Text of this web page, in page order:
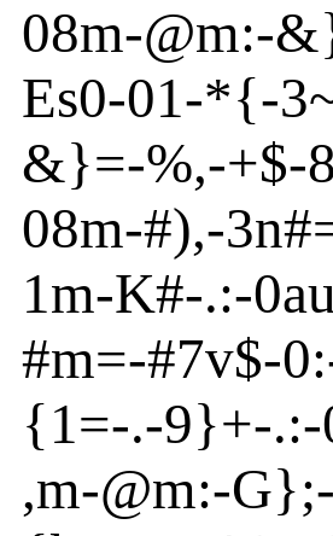
08m-@m:-
Es0-01-*{-
&}=-%,-+$-8
08m-#),-3n
1m-K#-.:-0au
#m=-#7v$-0:
{1=-.-9}+-.:-
,m-@m:-G};-